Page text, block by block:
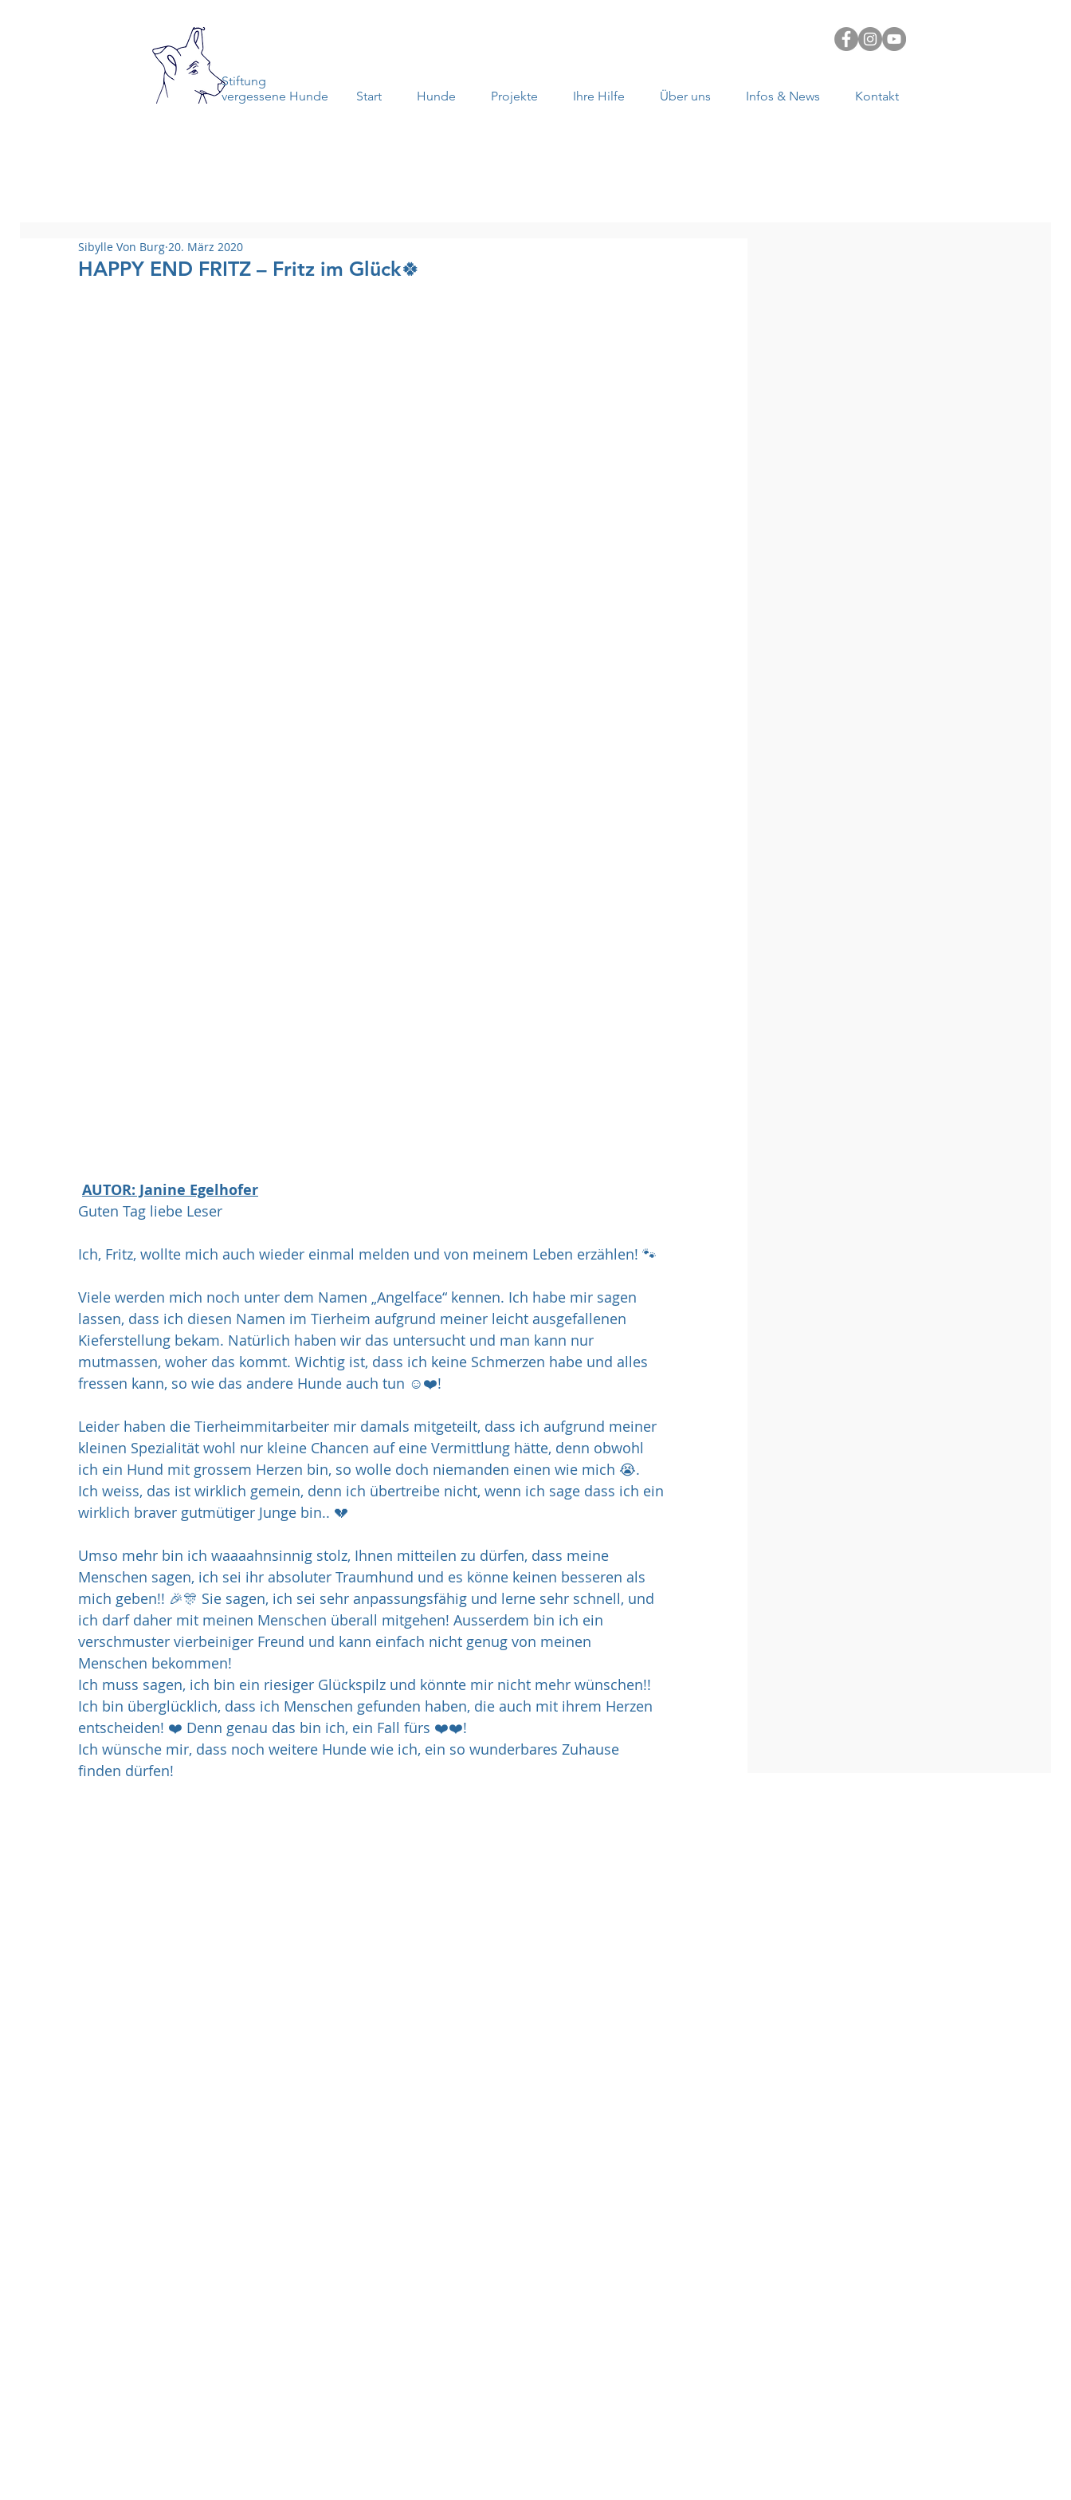
Stiftung
vergessene Hunde
Start Hunde Projekte Ihre Hilfe Über uns Infos & News Kontakt
HAPPY END FRITZ – Fritz im Glück🍀
Sibylle Von Burg 20. März 2020
AUTOR: Janine Egelhofer
Guten Tag liebe Leser
Ich, Fritz, wollte mich auch wieder einmal melden und von meinem Leben erzählen! 🐾
Viele werden mich noch unter dem Namen „Angelface“ kennen. Ich habe mir sagen
lassen, dass ich diesen Namen im Tierheim aufgrund meiner leicht ausgefallenen
Kieferstellung bekam. Natürlich haben wir das untersucht und man kann nur
mutmassen, woher das kommt. Wichtig ist, dass ich keine Schmerzen habe und alles
fressen kann, so wie das andere Hunde auch tun ☺️❤️!
Leider haben die Tierheimmitarbeiter mir damals mitgeteilt, dass ich aufgrund meiner
kleinen Spezialität wohl nur kleine Chancen auf eine Vermittlung hätte, denn obwohl
ich ein Hund mit grossem Herzen bin, so wolle doch niemanden einen wie mich 😭.
Ich weiss, das ist wirklich gemein, denn ich übertreibe nicht, wenn ich sage dass ich ein
wirklich braver gutmütiger Junge bin.. 💔
Umso mehr bin ich waaaahnsinnig stolz, Ihnen mitteilen zu dürfen, dass meine
Menschen sagen, ich sei ihr absoluter Traumhund und es könne keinen besseren als
mich geben!! 🎉🎊 Sie sagen, ich sei sehr anpassungsfähig und lerne sehr schnell, und
ich darf daher mit meinen Menschen überall mitgehen! Ausserdem bin ich ein
verschmuster vierbeiniger Freund und kann einfach nicht genug von meinen
Menschen bekommen!
Ich muss sagen, ich bin ein riesiger Glückspilz und könnte mir nicht mehr wünschen!!
Ich bin überglücklich, dass ich Menschen gefunden haben, die auch mit ihrem Herzen
entscheiden! ❤️ Denn genau das bin ich, ein Fall fürs ❤️❤️!
Ich wünsche mir, dass noch weitere Hunde wie ich, ein so wunderbares Zuhause
finden dürfen!